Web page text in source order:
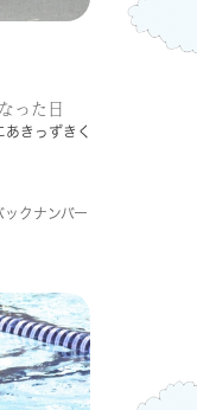
った日
きっずきく
クナンバー